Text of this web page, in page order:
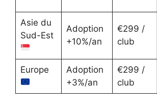
Asie du
Sud-Est
Adoption
+10%/an
€299 /
club
Europe
Adoption
+3%/an
€299 /
club